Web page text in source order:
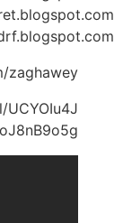
zaghawey